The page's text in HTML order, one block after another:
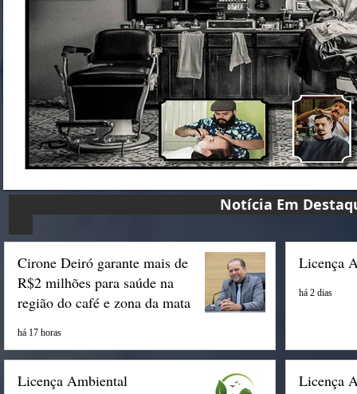
Notícia Em
Cirone Deiró garante mais de
R$2 milhões para saúde na
região do café e zona da mata
há 17 horas
Licença
há 2 dias
Licença Ambiental Licença